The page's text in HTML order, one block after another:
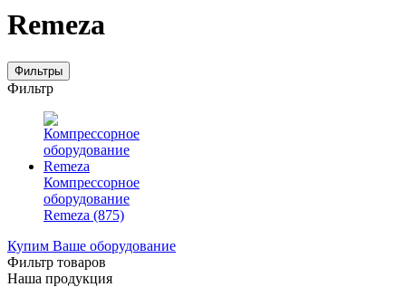
Remeza
Фильтры
Фильтр
Компрессорное
оборудование
Remeza (875)
Купим Ваше оборудование
Фильтр товаров
Наша продукция